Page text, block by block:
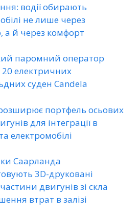
водії обирають
не лише через
а й через комфорт
паромний оператор
електричних
суден Candela
портфель осьових
для інтеграції в
електромобілі
Саарланда
3D-друковані
двигунів зі скла
втрат в залізі